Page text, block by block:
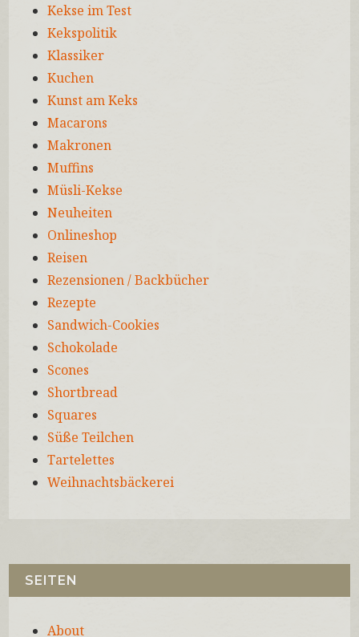
Kekse im Test
Kekspolitik
Klassiker
Kuchen
Kunst am Keks
Macarons
Makronen
Muffins
Müsli-Kekse
Neuheiten
Onlineshop
Reisen
Rezensionen / Backbücher
Rezepte
Sandwich-Cookies
Schokolade
Scones
Shortbread
Squares
Süße Teilchen
Tartelettes
Weihnachtsbäckerei
SEITEN
About